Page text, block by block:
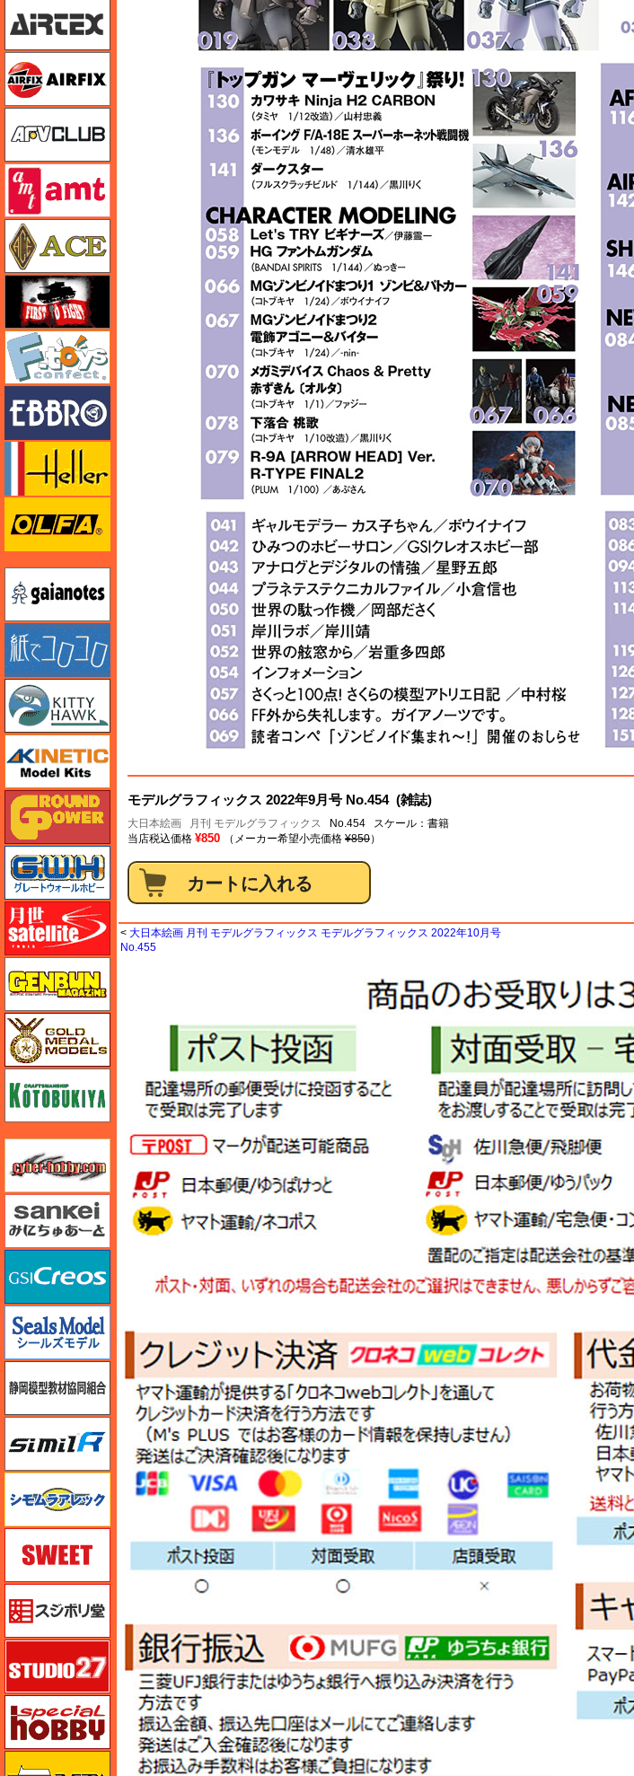
モデルグラフィックス 2022年9月号 No.454 (雑誌)
大日本絵画 月刊 モデルグラフィックス No.454 スケール：書籍
当店税込価格 ¥850 （メーカー希望小売価格 ¥850）
< 大日本絵画 月刊 モデルグラフィックス モデルグラフィックス 2022年10月号
No.455
ガリレオ出版 グランドパワー
サイバーホビー
さんけい みにちゅあーと
静岡模型協同組合
シミラー（similR）
シモムラアレック
スイート（SWEET）
スタジオ27・タブデザイン
スペシャルホビー
ズベズダ（Zvezda）